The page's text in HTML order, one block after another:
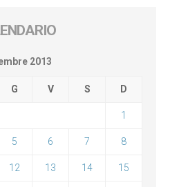
2013
G V S D
1
5 6 7 8
12 13 14 15